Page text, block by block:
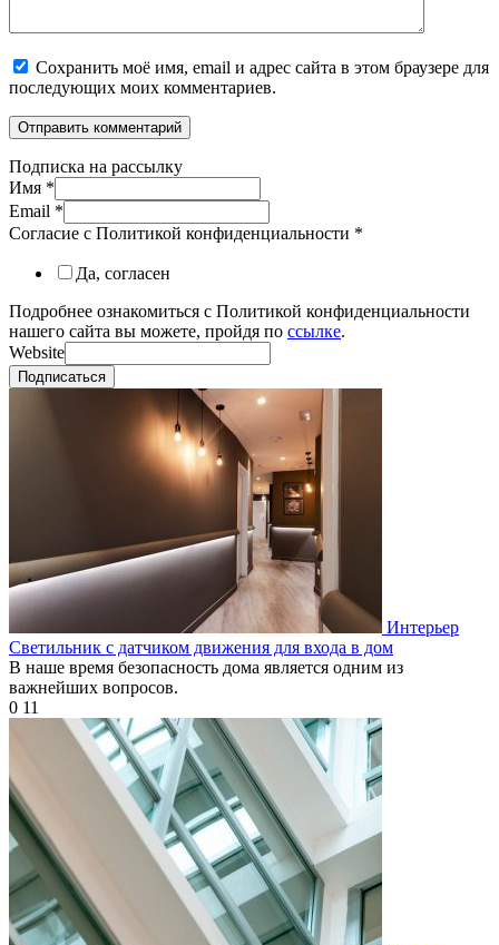
Сохранить моё имя, email и адрес сайта в этом браузере для
последующих моих комментариев.
Подписка на рассылку
Имя *
Email *
Согласие с Политикой конфиденциальности *
Да, согласен
Подробнее ознакомиться с Политикой конфиденциальности
нашего сайта вы можете, пройдя по ссылке.
Website
Подписаться
Интерьер
Светильник с датчиком движения для входа в дом
В наше время безопасность дома является одним из
важнейших вопросов.
0 11